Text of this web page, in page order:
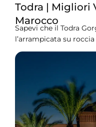
Todra | Migliori
Marocco
Sapevi che il Todra
l’arrampicata su
Catena montuosa
naturale incredibile
routine urbana e
impegnarti